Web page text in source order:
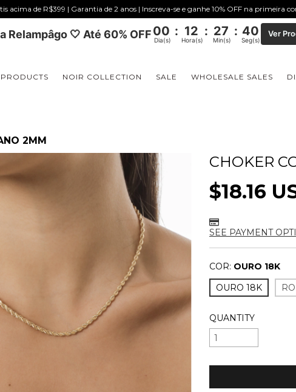
acima de R$399 | Garantia de 2 anos | Inscreva-se e ganhe 10% OFF na primeira
Relampâgo 🤍 Até 60% OFF00 : 12 : 27 : 40
Dia(s) Hora(s) Min(s) Seg(s)
Ver
PRODUCTS NOIR COLLECTION SALE WHOLESALE SALES
2MM
CHOKER
$18.16
SEE PAYMENT
COR: OURO 18K
OURO 18K
QUANTITY